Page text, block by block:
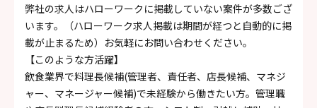
弊社の求人はハローワークに掲載していない案件が多数ござ
います。（ハローワーク求人掲載は期間が経つと自動的に掲
載が止まるため）お気軽にお問い合わせください。
【このような方活躍】
飲食業界で料理長候補(管理者、責任者、店長候補、マネジ
ャー、マネージャー候補)で未経験から働きたい方。管理職